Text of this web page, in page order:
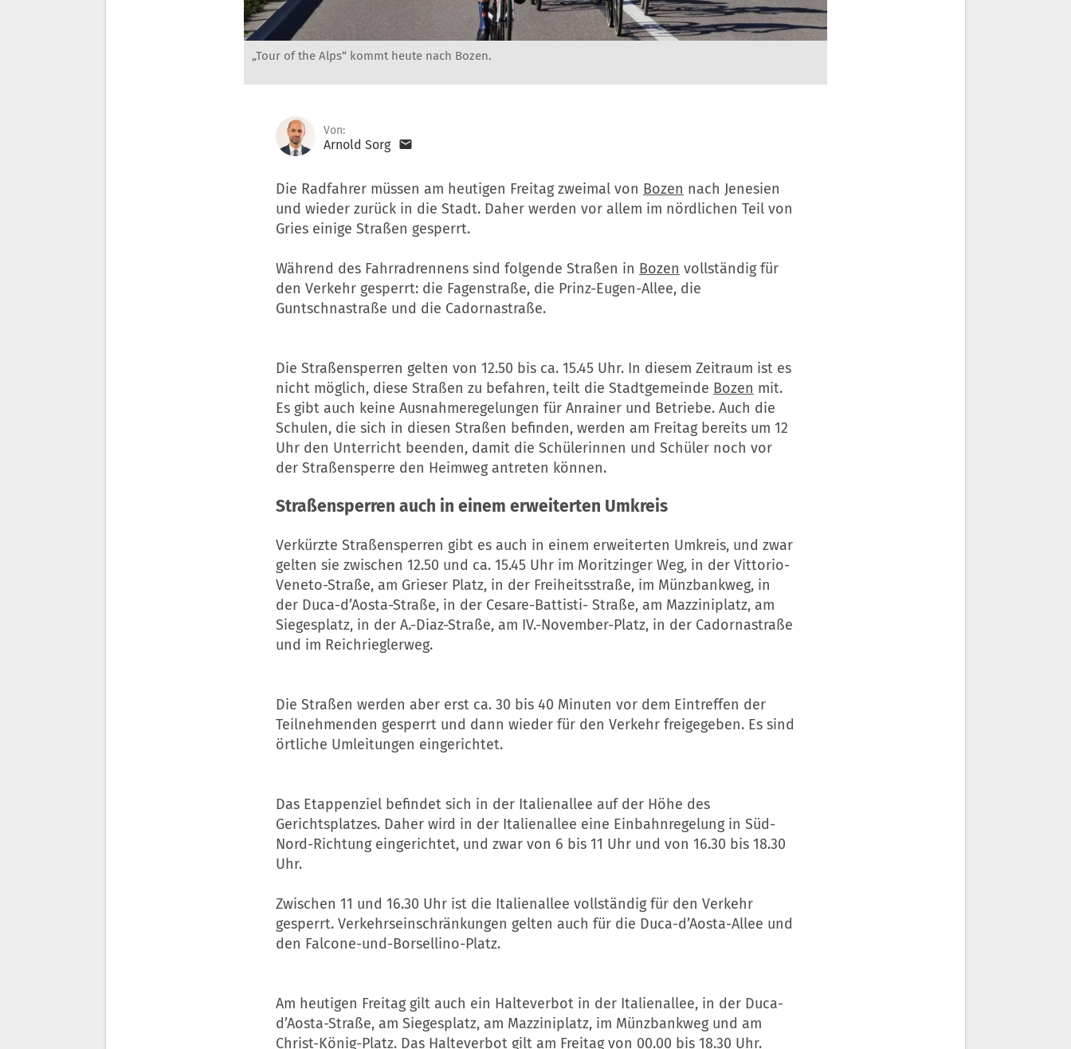
„Tour of the Alps“ kommt heute nach Bozen.
Von:
Arnold Sorg
Die Radfahrer müssen am heutigen Freitag zweimal von Bozen nach Jenesien
und wieder zurück in die Stadt. Daher werden vor allem im nördlichen Teil von
Gries einige Straßen gesperrt.
Während des Fahrradrennens sind folgende Straßen in Bozen vollständig für
den Verkehr gesperrt: die Fagenstraße, die Prinz-Eugen-Allee, die
Guntschnastraße und die Cadornastraße.
Die Straßensperren gelten von 12.50 bis ca. 15.45 Uhr. In diesem Zeitraum ist es
nicht möglich, diese Straßen zu befahren, teilt die Stadtgemeinde Bozen mit.
Es gibt auch keine Ausnahmeregelungen für Anrainer und Betriebe. Auch die
Schulen, die sich in diesen Straßen befinden, werden am Freitag bereits um 12
Uhr den Unterricht beenden, damit die Schülerinnen und Schüler noch vor
der Straßensperre den Heimweg antreten können.
Straßensperren auch in einem erweiterten Umkreis
Verkürzte Straßensperren gibt es auch in einem erweiterten Umkreis, und zwar
gelten sie zwischen 12.50 und ca. 15.45 Uhr im Moritzinger Weg, in der Vittorio-
Veneto-Straße, am Grieser Platz, in der Freiheitsstraße, im Münzbankweg, in
der Duca-d’Aosta-Straße, in der Cesare-Battisti- Straße, am Mazziniplatz, am
Siegesplatz, in der A.-Diaz-Straße, am IV.-November-Platz, in der Cadornastraße
und im Reichrieglerweg.
Die Straßen werden aber erst ca. 30 bis 40 Minuten vor dem Eintreffen der
Teilnehmenden gesperrt und dann wieder für den Verkehr freigegeben. Es sind
örtliche Umleitungen eingerichtet.
Das Etappenziel befindet sich in der Italienallee auf der Höhe des
Gerichtsplatzes. Daher wird in der Italienallee eine Einbahnregelung in Süd-
Nord-Richtung eingerichtet, und zwar von 6 bis 11 Uhr und von 16.30 bis 18.30
Uhr.
Zwischen 11 und 16.30 Uhr ist die Italienallee vollständig für den Verkehr
gesperrt. Verkehrseinschränkungen gelten auch für die Duca-d’Aosta-Allee und
den Falcone-und-Borsellino-Platz.
Am heutigen Freitag gilt auch ein Halteverbot in der Italienallee, in der Duca-
d’Aosta-Straße, am Siegesplatz, am Mazziniplatz, im Münzbankweg und am
Christ-König-Platz. Das Halteverbot gilt am Freitag von 00.00 bis 18.30 Uhr.